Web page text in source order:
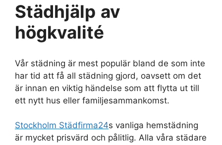
Städhjälp av
högkvalité
Vår städning är mest populär bland de som inte
har tid att få all städning gjord, oavsett om det
är innan en viktig händelse som att flytta ut till
ett nytt hus eller familjesammankomst.
Stockholm Städfirma24s vanliga hemstädning
är mycket prisvärd och pålitlig. Alla våra städare